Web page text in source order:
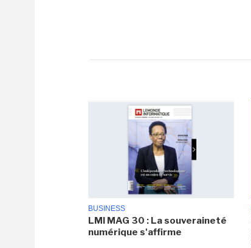
BUSINESS
LMI MAG 30 : La souveraineté
numérique s'affirme